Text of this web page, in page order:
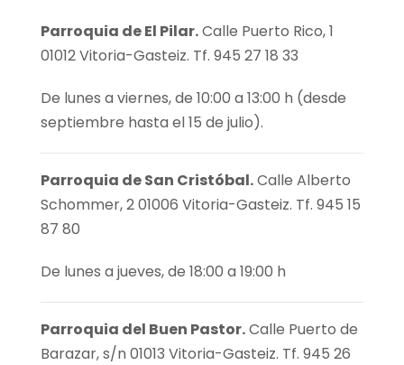
Parroquia de El Pilar.Calle Puerto Rico, 1
01012 Vitoria-Gasteiz. Tf. 945 27 18 33
De lunes a viernes, de 10:00 a 13:00 h (desde
septiembre hasta el 15 de julio).
Parroquia de San Cristóbal.Calle Alberto
Schommer, 2 01006 Vitoria-Gasteiz. Tf. 945 15
87 80
De lunes a jueves, de 18:00 a 19:00 h
Parroquia del Buen Pastor.Calle Puerto de
Barazar, s/n 01013 Vitoria-Gasteiz. Tf. 945 26